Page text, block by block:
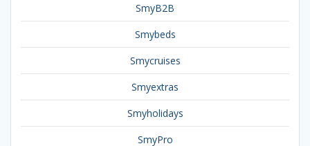
SmyB2B
Smybeds
Smycruises
Smyextras
Smyholidays
SmyPro